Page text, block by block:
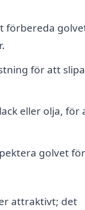
förbereda
för att
eller olja, för
golvet
attraktivt; det